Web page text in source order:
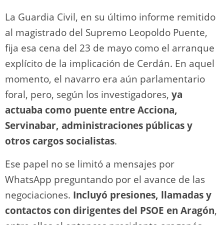
La Guardia Civil, en su último informe remitido
al magistrado del Supremo Leopoldo Puente,
fija esa cena del 23 de mayo como el arranque
explícito de la implicación de Cerdán. En aquel
momento, el navarro era aún parlamentario
foral, pero, según los investigadores, ya
actuaba como puente entre Acciona,
Servinabar, administraciones públicas y
otros cargos socialistas.
Ese papel no se limitó a mensajes por
WhatsApp preguntando por el avance de las
negociaciones. Incluyó presiones, llamadas y
contactos con dirigentes del PSOE en Aragón,